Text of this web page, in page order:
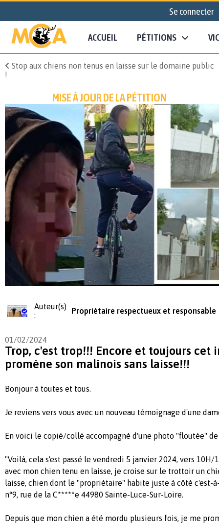
Se connecter
ACCUEIL PÉTITIONS
Stop aux chiens non tenus en laisse sur le domaine public
!
MISE À JOUR DE LA PÉTITION
Auteur(s)
:
Propriétaire respectueux et responsable
01/02/2024
Trop, c'est trop!!! Encore et toujours cet
promène son malinois sans laisse!!!
Bonjour à toutes et tous.
Je reviens vers vous avec un nouveau témoignage d'une
En voici le copié/collé accompagné d'une photo "floutée"
"Voilà, cela s'est passé le vendredi 5 janvier 2024, vers 10H/
avec mon chien tenu en laisse, je croise sur le trottoir un
laisse, chien dont le "propriétaire" habite juste à côté c'est-
n°9, rue de la C*****e 44980 Sainte-Luce-Sur-Loire.
Depuis que mon chien a été mordu plusieurs fois, je me